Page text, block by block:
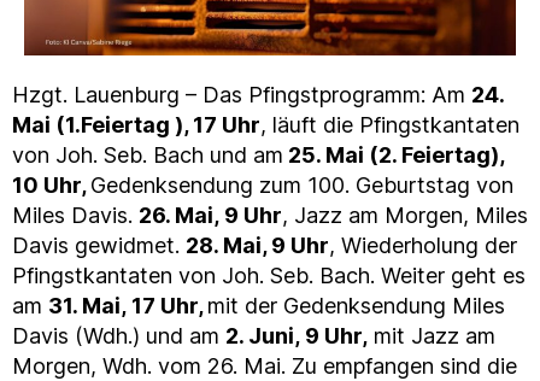
Hzgt. Lauenburg – Das Pfingstprogramm: Am 24.
Mai (1.Feiertag ), 17 Uhr, läuft die Pfingstkantaten
von Joh. Seb. Bach und am 25. Mai (2. Feiertag),
10 Uhr,Gedenksendung zum 100. Geburtstag von
Miles Davis. 26. Mai, 9 Uhr, Jazz am Morgen, Miles
Davis gewidmet. 28. Mai, 9 Uhr, Wiederholung der
Pfingstkantaten von Joh. Seb. Bach. Weiter geht es
am 31. Mai, 17 Uhr,mit der Gedenksendung Miles
Davis (Wdh.) und am 2. Juni, 9 Uhr, mit Jazz am
Morgen, Wdh. vom 26. Mai. Zu empfangen sind die